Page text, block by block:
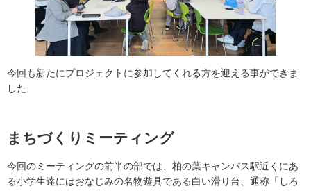
今回も新たにプロジェクトに参加してくれる方を迎える事ができま
した
まちづくりミーティング
今回のミーティングの前半の部では、柏の葉キャンパス駅近くにあ
る小学生達にはおなじみの名物遊具である白い滑り台、通称「しろ